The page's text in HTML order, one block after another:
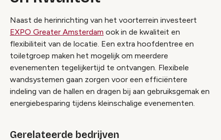
Naast de herinrichting van het voorterrein investeert
EXPO Greater Amsterdam ook in de kwaliteit en
flexibiliteit van de locatie. Een extra hoofdentree en
toiletgroep maken het mogelijk om meerdere
evenementen tegelijkertijd te ontvangen. Flexibele
wandsystemen gaan zorgen voor een efficiëntere
indeling van de hallen en dragen bij aan gebruiksgemak en
energiebesparing tijdens kleinschalige evenementen.
Gerelateerde bedrijven